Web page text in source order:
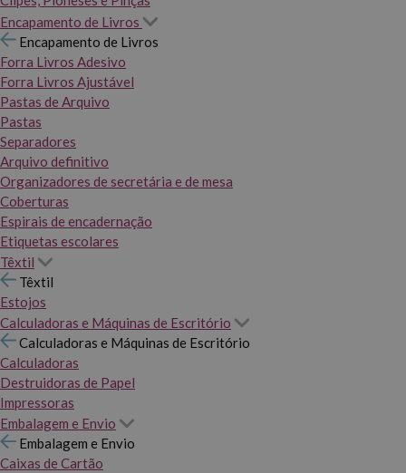
Encapamento de Livros
Encapamento de Livros
Forra Livros Adesivo
Forra Livros Ajustável
Pastas de Arquivo
Pastas
Separadores
Arquivo definitivo
Organizadores de secretária e de mesa
Coberturas
Espirais de encadernação
Etiquetas escolares
Têxtil
Têxtil
Estojos
Calculadoras e Máquinas de Escritório
Calculadoras e Máquinas de Escritório
Calculadoras
Destruidoras de Papel
Impressoras
Embalagem e Envio
Embalagem e Envio
Caixas de Cartão